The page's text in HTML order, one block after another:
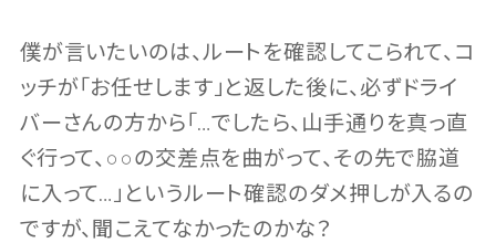
僕が言いたいのは、ルートを確認してこられて、コ
ッチが「お任せします」と返した後に、必ずドライ
バーさんの方から「…でしたら、山手通りを真っ直
ぐ行って、○○の交差点を曲がって、その先で脇道
に入って…」というルート確認のダメ押しが入るの
ですが、聞こえてなかったのかな？